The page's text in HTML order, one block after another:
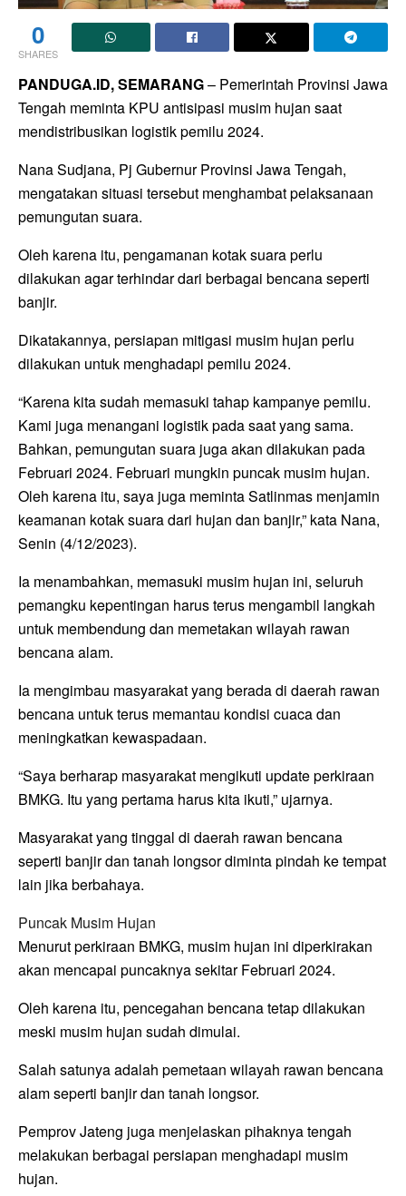
0
SHARES
PANDUGA.ID, SEMARANG– Pemerintah Provinsi Jawa
Tengah meminta KPU antisipasi musim hujan saat
mendistribusikan logistik pemilu 2024.
Nana Sudjana, Pj Gubernur Provinsi Jawa Tengah,
mengatakan situasi tersebut menghambat pelaksanaan
pemungutan suara.
Oleh karena itu, pengamanan kotak suara perlu
dilakukan agar terhindar dari berbagai bencana seperti
banjir.
Dikatakannya, persiapan mitigasi musim hujan perlu
dilakukan untuk menghadapi pemilu 2024.
“Karena kita sudah memasuki tahap kampanye pemilu.
Kami juga menangani logistik pada saat yang sama.
Bahkan, pemungutan suara juga akan dilakukan pada
Februari 2024. Februari mungkin puncak musim hujan.
Oleh karena itu, saya juga meminta Satlinmas menjamin
keamanan kotak suara dari hujan dan banjir,” kata Nana,
Senin (4/12/2023).
Ia menambahkan, memasuki musim hujan ini, seluruh
pemangku kepentingan harus terus mengambil langkah
untuk membendung dan memetakan wilayah rawan
bencana alam.
Ia mengimbau masyarakat yang berada di daerah rawan
bencana untuk terus memantau kondisi cuaca dan
meningkatkan kewaspadaan.
“Saya berharap masyarakat mengikuti update perkiraan
BMKG. Itu yang pertama harus kita ikuti,” ujarnya.
Masyarakat yang tinggal di daerah rawan bencana
seperti banjir dan tanah longsor diminta pindah ke tempat
lain jika berbahaya.
Puncak Musim Hujan
Menurut perkiraan BMKG, musim hujan ini diperkirakan
akan mencapai puncaknya sekitar Februari 2024.
Oleh karena itu, pencegahan bencana tetap dilakukan
meski musim hujan sudah dimulai.
Salah satunya adalah pemetaan wilayah rawan bencana
alam seperti banjir dan tanah longsor.
Pemprov Jateng juga menjelaskan pihaknya tengah
melakukan berbagai persiapan menghadapi musim
hujan.